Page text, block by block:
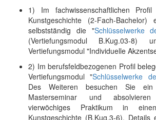
1) Im fachwissenschaftlichen
Kunst­geschichte (2-Fach-
selbstständig die "Schlüsselwerke
(Vertiefungsmodul B.Kug.03-
Vertiefungsmodul "Individuelle
2) Im berufsfeld­bezogenen Profil
Vertiefungsmodul "Schlüsselwerke
Des Weiteren besuchen Sie ein
Masterseminar und
vierwöchiges Praktikum in
Kunstgeschichte (B.Kug.3-6). Details